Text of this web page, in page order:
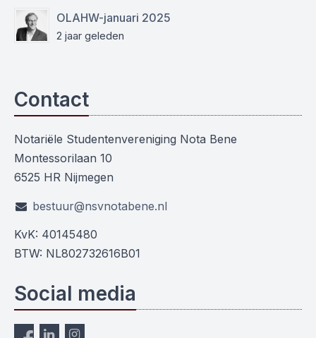
OLAHW-januari 2025
2 jaar geleden
Contact
Notariële Studentenvereniging Nota Bene
Montessorilaan 10
6525 HR Nijmegen
bestuur@nsvnotabene.nl
KvK: 40145480
BTW: NL802732616B01
Social media